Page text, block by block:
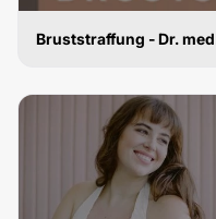
Bruststraffung - Dr.